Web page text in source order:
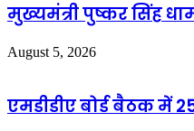
मुख्यमंत्री पुष्कर सिंह
August 5, 2026
एमडीडीए बोर्ड बैठक में